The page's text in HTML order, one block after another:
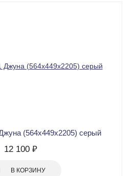
(564х449х2205) серый
12 100 ₽
В КОРЗИНУ